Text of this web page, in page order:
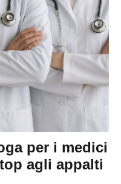
per i medici
agli appalti